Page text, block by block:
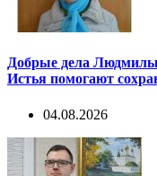
Добрые дела
Истья помогают
04.08.2026